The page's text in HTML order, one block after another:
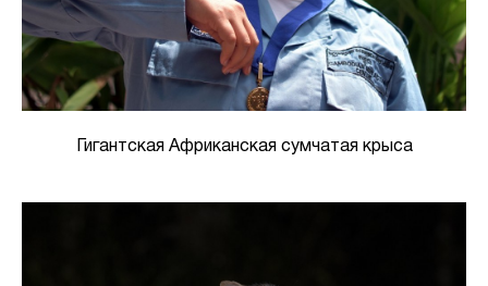
Гигантская Африканская сумчатая крыса